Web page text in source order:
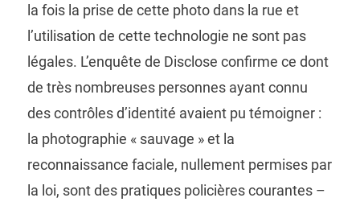
la fois la prise de cette photo dans la rue et
l’utilisation de cette technologie ne sont pas
légales. L’enquête de Disclose confirme ce dont
de très nombreuses personnes ayant connu
des contrôles d’identité avaient pu témoigner :
la photographie « sauvage » et la
reconnaissance faciale, nullement permises par
la loi, sont des pratiques policières courantes –